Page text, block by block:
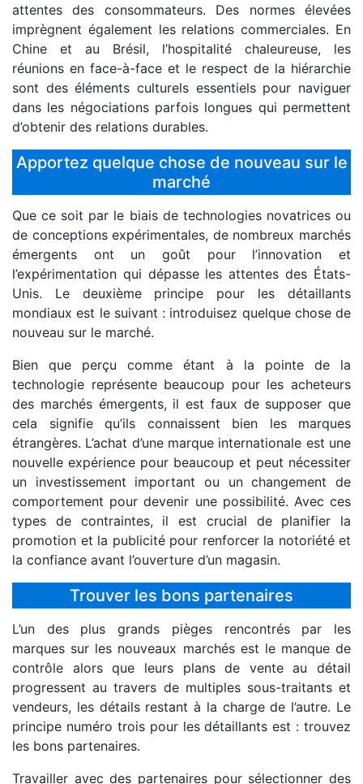
attentes des consommateurs. Des normes élevées
imprègnent également les relations commerciales. En
Chine et au Brésil, l’hospitalité chaleureuse, les
réunions en face-à-face et le respect de la hiérarchie
sont des éléments culturels essentiels pour naviguer
dans les négociations parfois longues qui permettent
d’obtenir des relations durables.
Apportez quelque chose de nouveau sur le
marché
Que ce soit par le biais de technologies novatrices ou
de conceptions expérimentales, de nombreux marchés
émergents ont un goût pour l’innovation et
l’expérimentation qui dépasse les attentes des États-
Unis. Le deuxième principe pour les détaillants
mondiaux est le suivant : introduisez quelque chose de
nouveau sur le marché.
Bien que perçu comme étant à la pointe de la
technologie représente beaucoup pour les acheteurs
des marchés émergents, il est faux de supposer que
cela signifie qu’ils connaissent bien les marques
étrangères. L’achat d’une marque internationale est une
nouvelle expérience pour beaucoup et peut nécessiter
un investissement important ou un changement de
comportement pour devenir une possibilité. Avec ces
types de contraintes, il est crucial de planifier la
promotion et la publicité pour renforcer la notoriété et
la confiance avant l’ouverture d’un magasin.
Trouver les bons partenaires
L’un des plus grands pièges rencontrés par les
marques sur les nouveaux marchés est le manque de
contrôle alors que leurs plans de vente au détail
progressent au travers de multiples sous-traitants et
vendeurs, les détails restant à la charge de l’autre. Le
principe numéro trois pour les détaillants est : trouvez
les bons partenaires.
Travailler avec des partenaires pour sélectionner des